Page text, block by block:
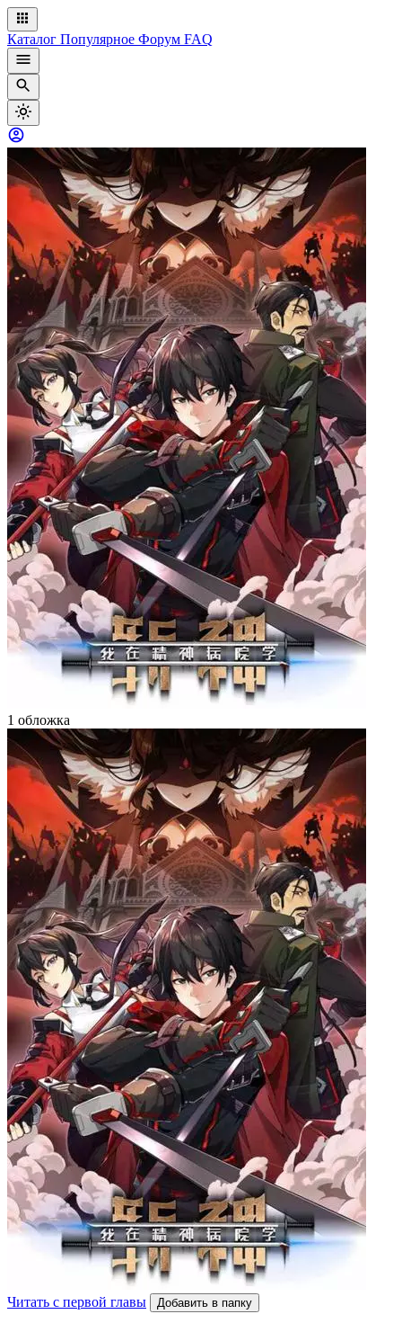
Каталог Популярное Форум FAQ
1 обложка
Читать с первой главы Добавить в папку